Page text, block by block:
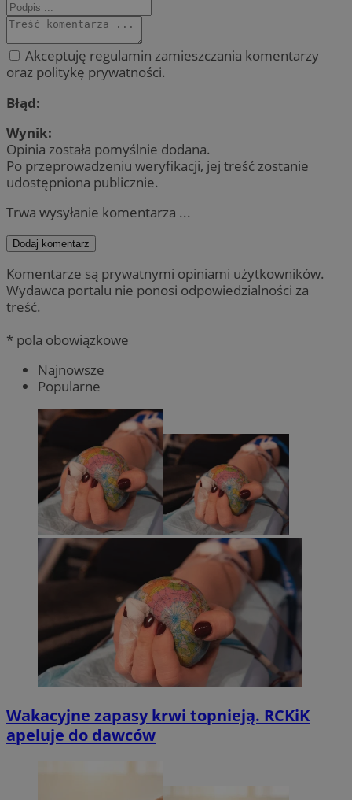
Akceptuję regulamin zamieszczania komentarzy
oraz politykę prywatności.
Błąd:
Wynik:
Opinia została pomyślnie dodana.
Po przeprowadzeniu weryfikacji, jej treść zostanie
udostępniona publicznie.
Trwa wysyłanie komentarza ...
Dodaj komentarz
Komentarze są prywatnymi opiniami użytkowników.
Wydawca portalu nie ponosi odpowiedzialności za
treść.
* pola obowiązkowe
Najnowsze
Popularne
Wakacyjne zapasy krwi topnieją. RCKiK
apeluje do dawców